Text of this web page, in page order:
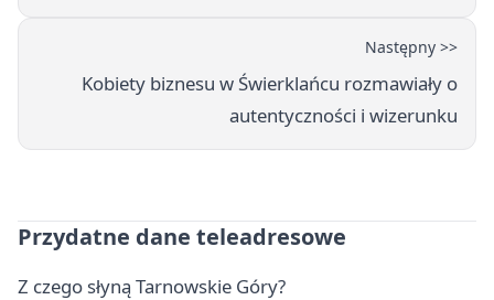
Następny >>
Kobiety biznesu w Świerklańcu rozmawiały o
autentyczności i wizerunku
Przydatne dane teleadresowe
Z czego słyną Tarnowskie Góry?